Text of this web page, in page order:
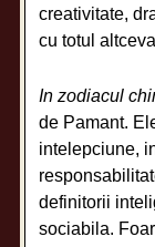
creativitate,
cu totul
In zodiacul
de Pamant.
intelepciune,
definitorii
sociabila.